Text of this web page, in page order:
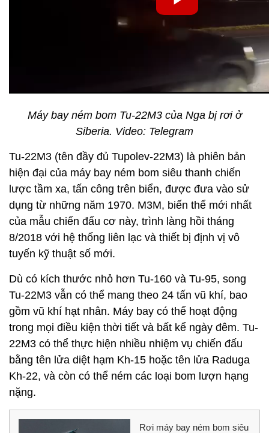
Máy bay ném bom Tu-22M3 của Nga bị rơi ở
Siberia. Video: Telegram
Tu-22M3 (tên đầy đủ Tupolev-22M3) là phiên bản
hiện đại của máy bay ném bom siêu thanh chiến
lược tầm xa, tấn công trên biển, được đưa vào sử
dụng từ những năm 1970. M3M, biến thể mới nhất
của mẫu chiến đấu cơ này, trình làng hồi tháng
8/2018 với hệ thống liên lạc và thiết bị định vị vô
tuyến kỹ thuật số mới.
Dù có kích thước nhỏ hơn Tu-160 và Tu-95, song
Tu-22M3 vẫn có thể mang theo 24 tấn vũ khí, bao
gồm vũ khí hạt nhân. Máy bay có thể hoạt động
trong mọi điều kiện thời tiết và bất kể ngày đêm. Tu-
22M3 có thể thực hiện nhiều nhiệm vụ chiến đấu
bằng tên lửa diệt hạm Kh-15 hoặc tên lửa Raduga
Kh-22, và còn có thể ném các loại bom lượn hạng
nặng.
Rơi máy bay ném bom siêu